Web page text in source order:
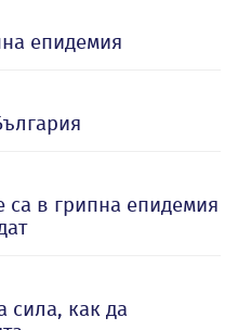
епидемия
в грипна епидемия
сила, как да